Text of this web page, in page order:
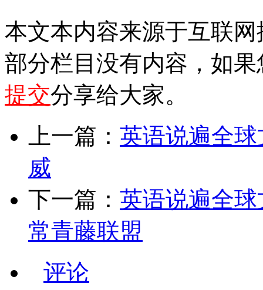
本文本内容来源于互联
部分栏目没有内容，如
提交分享给大家。
上一篇： 英语说遍全球
威
下一篇： 英语说遍全球
常青藤联盟
评论